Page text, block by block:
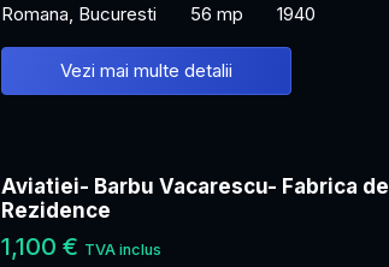
Romana, Bucuresti
56 mp 1940
Vezi mai multe detalii
Aviatiei- Barbu Vacarescu- Fabrica
Rezidence
1,100 € TVA inclus